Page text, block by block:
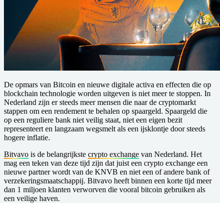
De opmars van Bitcoin en nieuwe digitale activa en effecten die op
blockchain technologie worden uitgeven is niet meer te stoppen. In
Nederland zijn er steeds meer mensen die naar de cryptomarkt
stappen om een rendement te behalen op spaargeld. Spaargeld die
op een reguliere bank niet veilig staat, niet een eigen bezit
representeert en langzaam wegsmelt als een ijsklontje door steeds
hogere inflatie.
Bitvavo is de belangrijkste crypto exchange van Nederland. Het
mag een teken van deze tijd zijn dat juist een crypto exchange een
nieuwe partner wordt van de KNVB en niet een of andere bank of
verzekeringsmaatschappij. Bitvavo heeft binnen een korte tijd meer
dan 1 miljoen klanten verworven die vooral bitcoin gebruiken als
een veilige haven.